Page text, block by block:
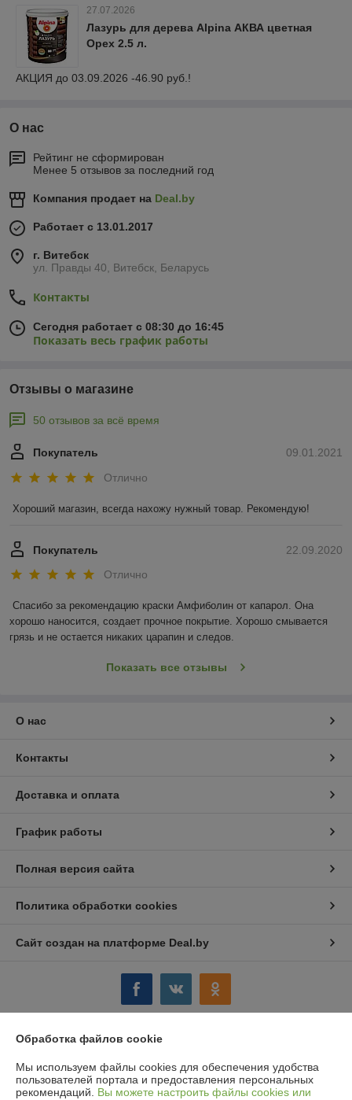
27.07.2026
Лазурь для дерева Alpina АКВА цветная
Орех 2.5 л.
АКЦИЯ до 03.09.2026 -46.90 руб.!
О нас
Рейтинг не сформирован
Менее 5 отзывов за последний год
Компания продает на Deal.by
Работает с 13.01.2017
г. Витебск
ул. Правды 40, Витебск, Беларусь
Контакты
Сегодня работает с 08:30 до 16:45
Показать весь график работы
Отзывы о магазине
50 отзывов за всё время
09.01.2021
Покупатель
Отлично
Хороший магазин, всегда нахожу нужный товар. Рекомендую!
22.09.2020
Покупатель
Отлично
Спасибо за рекомендацию краски Амфиболин от капарол. Она
хорошо наносится, создает прочное покрытие. Хорошо смывается
грязь и не остается никаких царапин и следов.
Показать все отзывы
О нас
Контакты
Доставка и оплата
График работы
Полная версия сайта
Политика обработки cookies
Сайт создан на платформе Deal.by
Информация для покупателя
Юридическое лицо:ООО "Компания "Астравит"
_
Обработка файлов cookie
Мы используем файлы cookies для обеспечения удобства
пользователей портала и предоставления персональных
рекомендаций. Вы можете настроить файлы cookies или